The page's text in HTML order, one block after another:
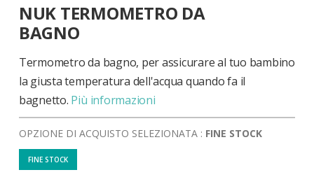
all'inizio
della
galleria
di
immagini
NUK TERMOMETRO DA
BAGNO
Termometro da bagno, per assicurare al tuo bambino
la giusta temperatura dell'acqua quando fa il
bagnetto. Più informazioni
OPZIONE DI ACQUISTO SELEZIONATA : FINE STOCK
FINE STOCK